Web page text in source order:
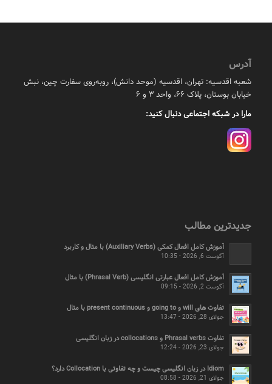
آدرس
شعبه اقدسیه: تهران، اقدسیه (موحد دانش)، روبه‌روی سفارت چین، نبش
خیابان بوستان، پلاک ۶۶، واحد ۳ و ۶
مارا در شبکه اجتماعی دنبال کنید:
جدیدترین مطالب
آموزش کامل افعال کمکی (Auxiliary Verbs) با مثال و کاربرد
آگوست 6, 2026 - 10:35
آموزش کامل افعال عبارتی انگلیسی (Phrasal Verb) با مثال
آگوست 2, 2026 - 09:15
تفاوت های will و going to و present continuous با مثال
جولای 28, 2026 - 13:47
تفاوت Phrasal verbs و collocations در زبان انگلیسی
جولای 23, 2026 - 12:24
Idiom در زبان انگلیسی چیست و چه تفاوتی با Collocation دارد؟
جولای 21, 2026 - 08:58